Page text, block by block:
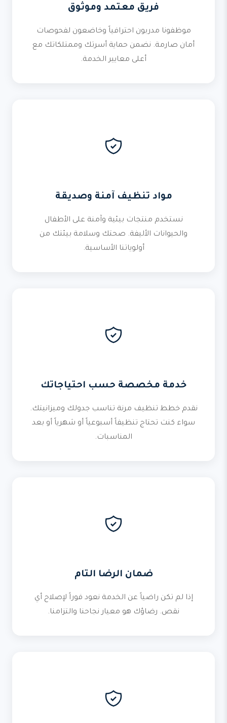
فريق معتمد وموثوق
موظفونا مدربون احترافياً وخاضعون لفحوصات
أمان صارمة. نضمن حماية أسرتك وممتلكاتك مع
أعلى معايير الخدمة.
مواد تنظيف آمنة وصديقة
نستخدم منتجات بيئية وآمنة على الأطفال
والحيوانات الأليفة. صحتك وسلامة بيئتك من
أولوياتنا الأساسية.
خدمة مخصصة حسب احتياجاتك
نقدم خطط تنظيف مرنة تناسب جدولك وميزانيتك.
سواء كنت تحتاج تنظيفاً أسبوعياً أو شهرياً أو بعد
المناسبات.
ضمان الرضا التام
إذا لم تكن راضياً عن الخدمة نعود فوراً لإصلاح أي
نقص. رضاؤك هو معيار نجاحنا والتزامنا.